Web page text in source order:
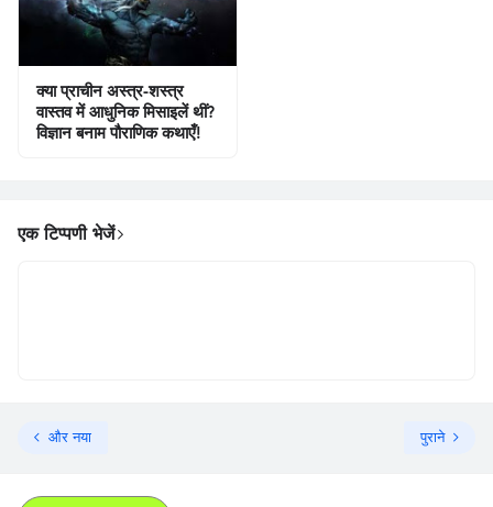
क्या प्राचीन अस्त्र-शस्त्र
वास्तव में आधुनिक मिसाइलें थीं?
विज्ञान बनाम पौराणिक कथाएँ!
एक टिप्पणी भेजें
और नया पुराने